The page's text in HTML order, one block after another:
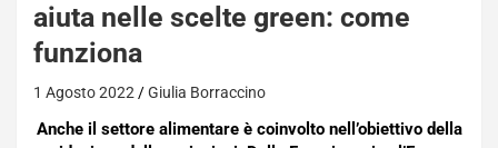
aiuta nelle scelte green: come
funziona
1 Agosto 2022 Giulia Borraccino
Anche il settore alimentare è coinvolto nell’obiettivo della